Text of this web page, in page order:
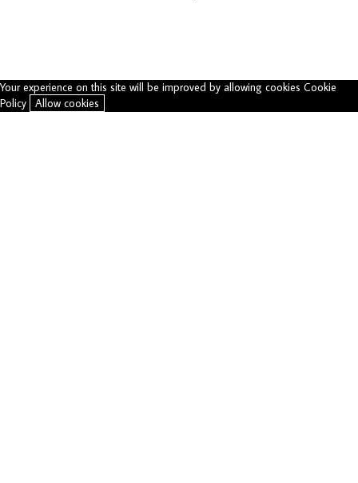
Your experience on this site will be improved by allowing cookies Cookie
Policy
Allow cookies